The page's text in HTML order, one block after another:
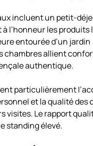
incluent un petit-
l’honneur les produits
entourée d’un jardin
chambres allient
authentique.
particulièrement
et la qualité des
visites. Le rapport
standing élevé.